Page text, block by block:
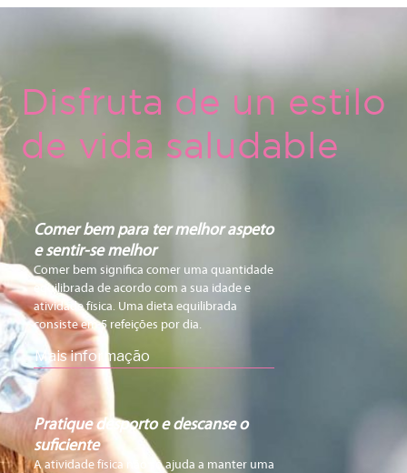
Disfruta de un estilo
de vida saludable
Comer bem para ter melhor aspeto
e sentir-se melhor
Comer bem significa comer uma quantidade
equilibrada de acordo com a sua idade e
atividade física. Uma dieta equilibrada
consiste em 5 refeições por dia.
Mais informação
Pratique desporto e descanse o
suficiente
A atividade física não só ajuda a manter uma